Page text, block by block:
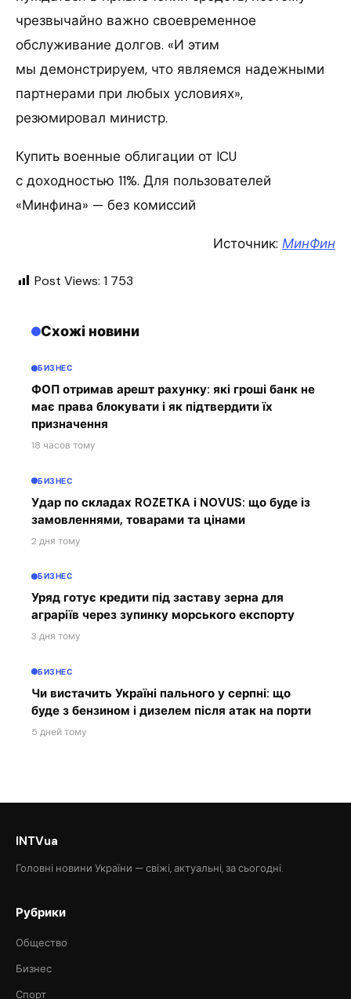
чрезвычайно важно своевременное
обслуживание долгов. «И этим
мы демонстрируем, что являемся надежными
партнерами при любых условиях»,
резюмировал министр.
Купить военные облигации от ICU
с доходностью 11%. Для пользователей
«Минфина» — без комиссий
Источник: МинФин
Post Views: 1 753
Схожі новини
БИЗНЕС
ФОП отримав арешт рахунку: які гроші банк не
має права блокувати і як підтвердити їх
призначення
18 часов тому
БИЗНЕС
Удар по складах ROZETKA і NOVUS: що буде із
замовленнями, товарами та цінами
2 дня тому
БИЗНЕС
Уряд готує кредити під заставу зерна для
аграріїв через зупинку морського експорту
3 дня тому
БИЗНЕС
Чи вистачить Україні пального у серпні: що
буде з бензином і дизелем після атак на порти
5 дней тому
INTVua
Головні новини України — свіжі, актуальні, за сьогодні.
Рубрики
Общество
Бизнес
Спорт